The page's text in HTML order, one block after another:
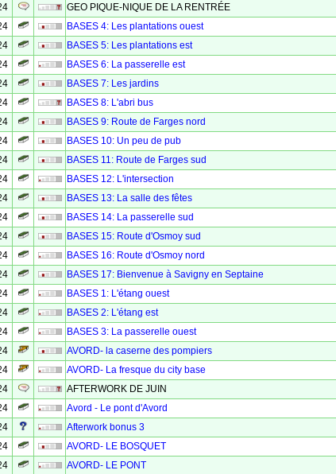
GEO PIQUE-NIQUE DE LA RENTRÉE
BASES 4: Les plantations ouest
BASES 5: Les plantations est
BASES 6: La passerelle est
BASES 7: Les jardins
BASES 8: L'abri bus
BASES 9: Route de Farges nord
BASES 10: Un peu de pub
BASES 11: Route de Farges sud
BASES 12: L'intersection
BASES 13: La salle des fêtes
BASES 14: La passerelle sud
BASES 15: Route d'Osmoy sud
BASES 16: Route d'Osmoy nord
BASES 17: Bienvenue à Savigny en Septaine
BASES 1: L'étang ouest
BASES 2: L'étang est
BASES 3: La passerelle ouest
AVORD- la caserne des pompiers
AVORD- La fresque du city base
AFTERWORK DE JUIN
Avord - Le pont d'Avord
Afterwork bonus 3
AVORD- LE BOSQUET
AVORD- LE PONT